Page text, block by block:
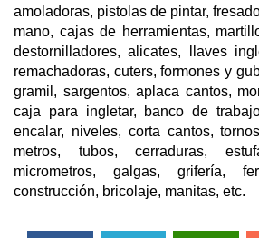
amoladoras, pistolas de pintar,
mano, cajas de herramientas,
destornilladores, alicates, llaves
remachadoras, cuters, formones y
gramil, sargentos, aplaca cantos,
caja para ingletar, banco de
encalar, niveles, corta cantos,
metros, tubos, cerraduras,
micrometros, galgas, grifería,
construcción, bricolaje, manitas, etc.